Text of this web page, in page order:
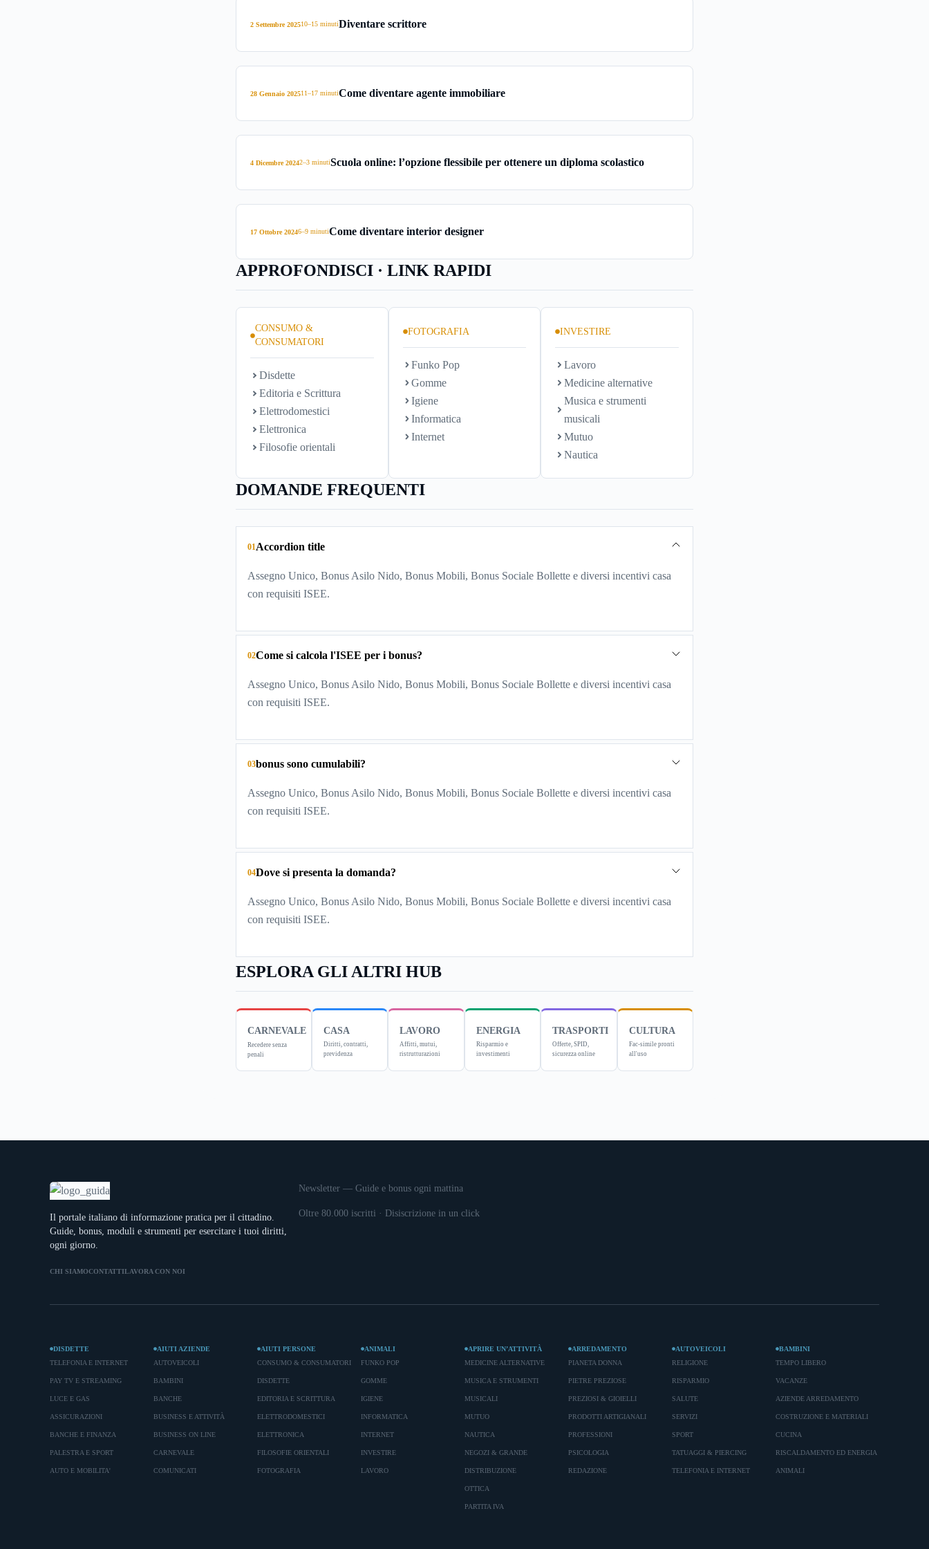
2 Settembre 202510–15 minutiDiventare scrittore
28 Gennaio 202511–17 minutiCome diventare agente immobiliare
4 Dicembre 20242–3 minutiScuola online: l’opzione flessibile per ottenere un diploma scolastico
17 Ottobre 20246–9 minutiCome diventare interior designer
APPROFONDISCI · LINK RAPIDI
CONSUMO &
CONSUMATORI
Disdette
Editoria e Scrittura
Elettrodomestici
Elettronica
Filosofie orientali
FOTOGRAFIA
Funko Pop
Gomme
Igiene
Informatica
Internet
INVESTIRE
Lavoro
Medicine alternative
Musica e strumenti
musicali
Mutuo
Nautica
DOMANDE FREQUENTI
01Accordion title
Assegno Unico, Bonus Asilo Nido, Bonus Mobili, Bonus Sociale Bollette e diversi incentivi casa
con requisiti ISEE.
02Come si calcola l'ISEE per i bonus?
Assegno Unico, Bonus Asilo Nido, Bonus Mobili, Bonus Sociale Bollette e diversi incentivi casa
con requisiti ISEE.
03bonus sono cumulabili?
Assegno Unico, Bonus Asilo Nido, Bonus Mobili, Bonus Sociale Bollette e diversi incentivi casa
con requisiti ISEE.
04Dove si presenta la domanda?
Assegno Unico, Bonus Asilo Nido, Bonus Mobili, Bonus Sociale Bollette e diversi incentivi casa
con requisiti ISEE.
ESPLORA GLI ALTRI HUB
CARNEVALE
Recedere senza
penali
CASA
Diritti, contratti,
previdenza
LAVORO
Affitti, mutui,
ristrutturazioni
ENERGIA
Risparmio e
investimenti
TRASPORTI
Offerte, SPID,
sicurezza online
CULTURA
Fac-simile pronti
all'uso
Il portale italiano di informazione pratica per il cittadino.
Guide, bonus, moduli e strumenti per esercitare i tuoi diritti,
ogni giorno.
CHI SIAMOCONTATTILAVORA CON NOI
Newsletter — Guide e bonus ogni mattina
Oltre 80.000 iscritti · Disiscrizione in un click
DISDETTE
TELEFONIA E INTERNET
PAY TV E STREAMING
LUCE E GAS
ASSICURAZIONI
BANCHE E FINANZA
PALESTRA E SPORT
AUTO E MOBILITA'
AIUTI AZIENDE
AUTOVEICOLI
BAMBINI
BANCHE
BUSINESS E ATTIVITÀ
BUSINESS ON LINE
CARNEVALE
COMUNICATI
AIUTI PERSONE
CONSUMO & CONSUMATORI
DISDETTE
EDITORIA E SCRITTURA
ELETTRODOMESTICI
ELETTRONICA
FILOSOFIE ORIENTALI
FOTOGRAFIA
ANIMALI
FUNKO POP
GOMME
IGIENE
INFORMATICA
INTERNET
INVESTIRE
LAVORO
APRIRE UN’ATTIVITÀ
MEDICINE ALTERNATIVE
MUSICA E STRUMENTI
MUSICALI
MUTUO
NAUTICA
NEGOZI & GRANDE
DISTRIBUZIONE
OTTICA
PARTITA IVA
ARREDAMENTO
PIANETA DONNA
PIETRE PREZIOSE
PREZIOSI & GIOIELLI
PRODOTTI ARTIGIANALI
PROFESSIONI
PSICOLOGIA
REDAZIONE
AUTOVEICOLI
RELIGIONE
RISPARMIO
SALUTE
SERVIZI
SPORT
TATUAGGI & PIERCING
TELEFONIA E INTERNET
BAMBINI
TEMPO LIBERO
VACANZE
AZIENDE ARREDAMENTO
COSTRUZIONE E MATERIALI
CUCINA
RISCALDAMENTO ED ENERGIA
ANIMALI